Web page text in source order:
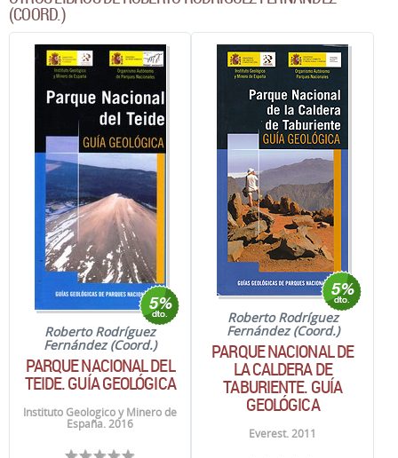
(COORD.)
Roberto Rodríguez
Fernández (Coord.)
PARQUE NACIONAL DEL
TEIDE. GUÍA GEOLÓGICA
Instituto Geologico y Minero de
España. 2016
Roberto Rodríguez
Fernández (Coord.)
PARQUE NACIONAL DE
LA CALDERA DE
TABURIENTE. GUÍA
GEOLÓGICA
Everest. 2011